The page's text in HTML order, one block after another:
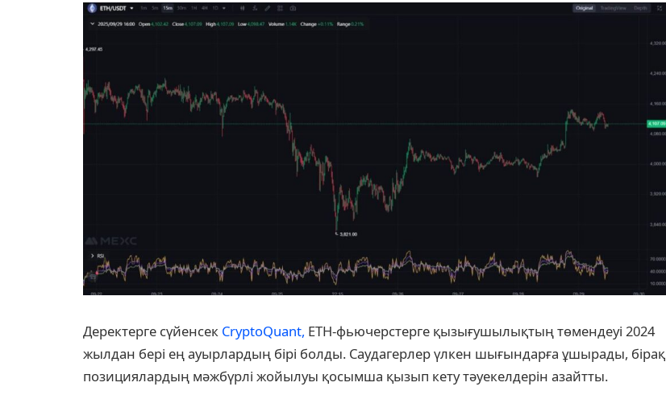
Деректерге сүйенсек CryptoQuant, ETH-фьючерстерге қызығушылықтың төмендеуі 2024
жылдан бері ең ауырлардың бірі болды. Саудагерлер үлкен шығындарға ұшырады, бірақ
позициялардың мәжбүрлі жойылуы қосымша қызып кету тәуекелдерін азайтты.